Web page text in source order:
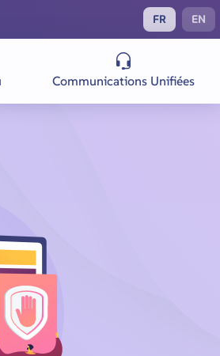
FR EN
Communications Unifiées